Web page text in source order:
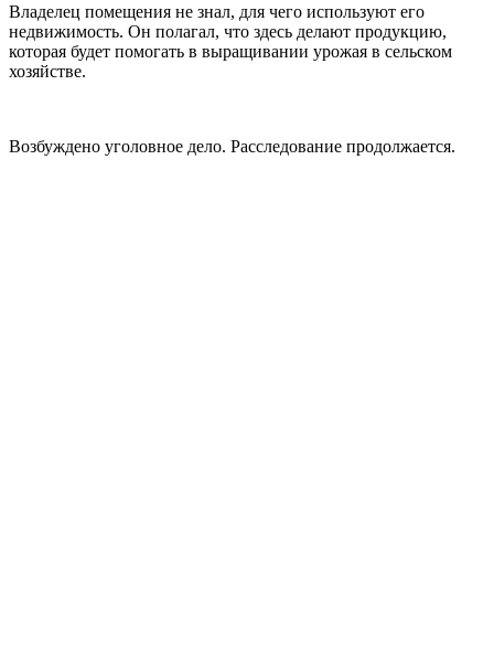
Владелец помещения не знал, для чего используют его
недвижимость. Он полагал, что здесь делают продукцию,
которая будет помогать в выращивании урожая в сельском
хозяйстве.
Возбуждено уголовное дело. Расследование продолжается.